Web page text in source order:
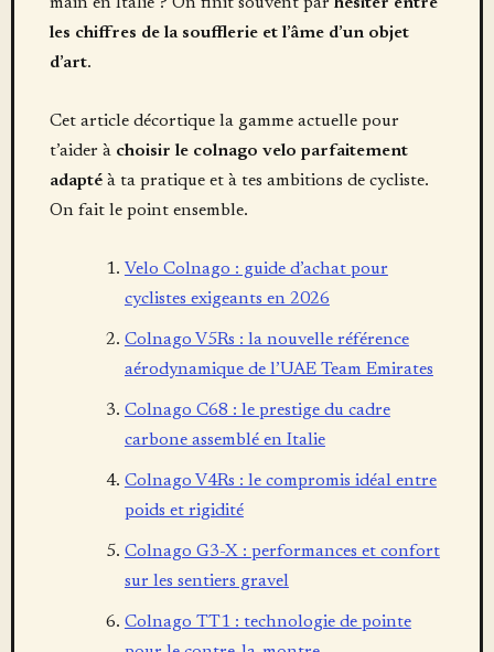
main en Italie ? On finit souvent par hésiter entre
les chiffres de la soufflerie et l’âme d’un objet
d’art.
Cet article décortique la gamme actuelle pour
t’aider à choisir le colnago velo parfaitement
adaptéà ta pratique et à tes ambitions de cycliste.
On fait le point ensemble.
Velo Colnago : guide d’achat pour
cyclistes exigeants en 2026
Colnago V5Rs : la nouvelle référence
aérodynamique de l’UAE Team Emirates
Colnago C68 : le prestige du cadre
carbone assemblé en Italie
Colnago V4Rs : le compromis idéal entre
poids et rigidité
Colnago G3-X : performances et confort
sur les sentiers gravel
Colnago TT1 : technologie de pointe